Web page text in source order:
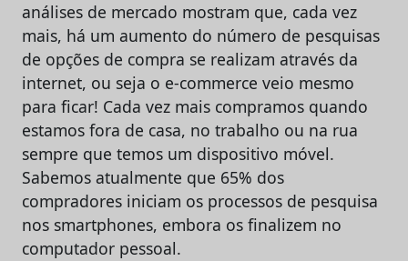
análises de mercado mostram que, cada vez
mais, há um aumento do número de pesquisas
de opções de compra se realizam através da
internet, ou seja o e-commerce veio mesmo
para ficar! Cada vez mais compramos quando
estamos fora de casa, no trabalho ou na rua
sempre que temos um dispositivo móvel.
Sabemos atualmente que 65% dos
compradores iniciam os processos de pesquisa
nos smartphones, embora os finalizem no
computador pessoal.